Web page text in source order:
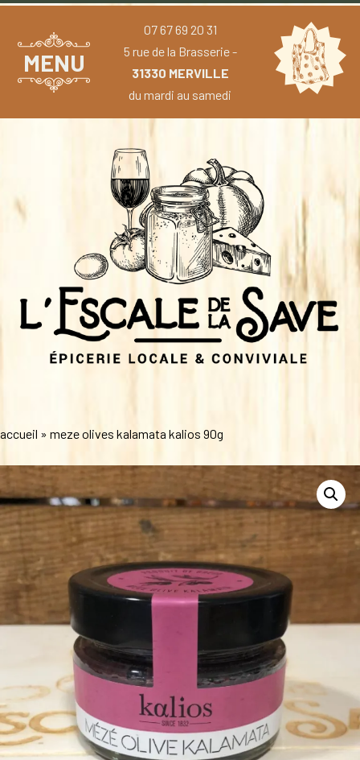
MENU
07 67 69 20 31
5 rue de la Brasserie -
31330 MERVILLE
du mardi au samedi
accueil » meze olives kalamata kalios 90g